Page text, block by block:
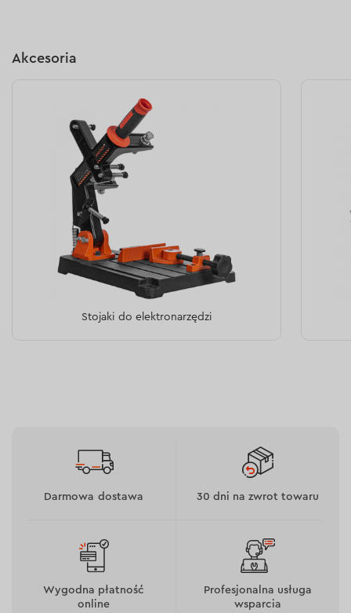
Silnik bezszczotkowy
Bezprzewodowa szlifierka kątowa jest wyposażona w
nowoczesny silnik bezszczotkowy, który zapewnia
podwyższoną efektywność i stabilną pracę nawet pod
dużym obciążeniem. Zalety silnika bezszczotkowego:
odporność na przeciążenia i długotrwałą pracę
pod obciążeniem;
Akcesoria
Stojaki do elektronarzędzi
Darmowa dostawa 30 dni na zwrot towaru
Wygodna płatność
online
Profesjonalna usługa
wsparcia